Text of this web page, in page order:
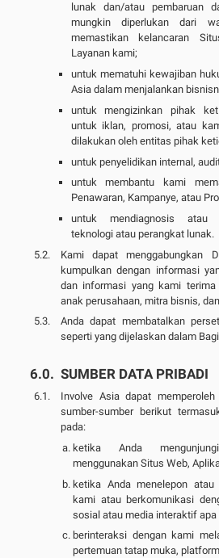
lunak dan/atau pembaruan
mungkin diperlukan dari
memastikan kelancaran
Layanan kami;
untuk mematuhi kewajiban
Asia dalam menjalankan
untuk mengizinkan pihak
untuk iklan, promosi, atau
dilakukan oleh entitas pihak
untuk penyelidikan internal,
untuk membantu kami
Penawaran, Kampanye, atau
untuk mendiagnosis atau
teknologi atau perangkat lunak.
Kami dapat menggabungkan
kumpulkan dengan informasi
dan informasi yang kami
anak perusahaan, mitra bisnis,
Anda dapat membatalkan
seperti yang dijelaskan dalam
SUMBER DATA PRIBADI
Involve Asia dapat
sumber-sumber berikut
pada:
ketika Anda
menggunakan Situs Web,
ketika Anda menelepon
kami atau berkomunikasi
sosial atau media interaktif apa
berinteraksi dengan kami
pertemuan tatap muka,